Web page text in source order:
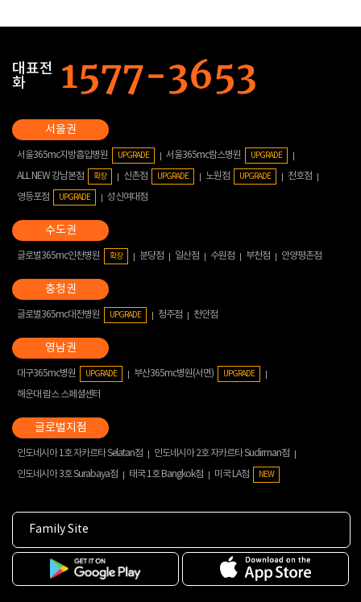
대표전
화
서울365mc지방흡입병원 UPGRADE 서울365mc람스병원 UPGRADE
ALL NEW 강남본점 확장 신촌점 UPGRADE 노원점 UPGRADE
천호점
영등포점
UPGRADE 성신여대점
글로벌365mc인천병원 확장 분당점 일산점 수원점 부천점 안양평촌점
글로벌365mc대전병원 UPGRADE 청주점 천안점
대구365mc병원 UPGRADE 부산365mc병원(서면) UPGRADE
해운대 람스 스페셜센터
인도네시아 1호 자카르타 Selatan점
인도네시아 2호 자카르타 Sudirman점
인도네시아 3호 Surabaya점
태국 1호 Bangkok점 미국 LA점 NEW
Family Site